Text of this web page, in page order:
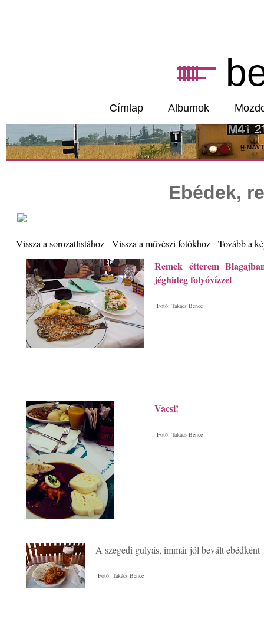
Címlap Albumok
Ebédek,
Vissza a sorozatlistához-Vissza a művészi fotókhoz-Tovább a
Remek étterem
jéghideg folyóvízzel
Fotó: Takács Bence
Vacsi!
Fotó: Takács Bence
A szegedi gulyás, immár jól bevált ebédként
Fotó: Takács Bence